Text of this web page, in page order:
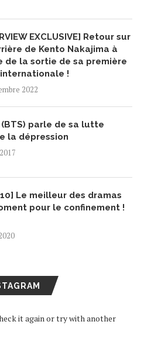
EXCLUSIVE] Retour sur
de Kento Nakajima à
de la sortie de sa première
!
2022
parle de sa lutte
la dépression
Le meilleur des dramas
pour le confinement !
it again or try with another